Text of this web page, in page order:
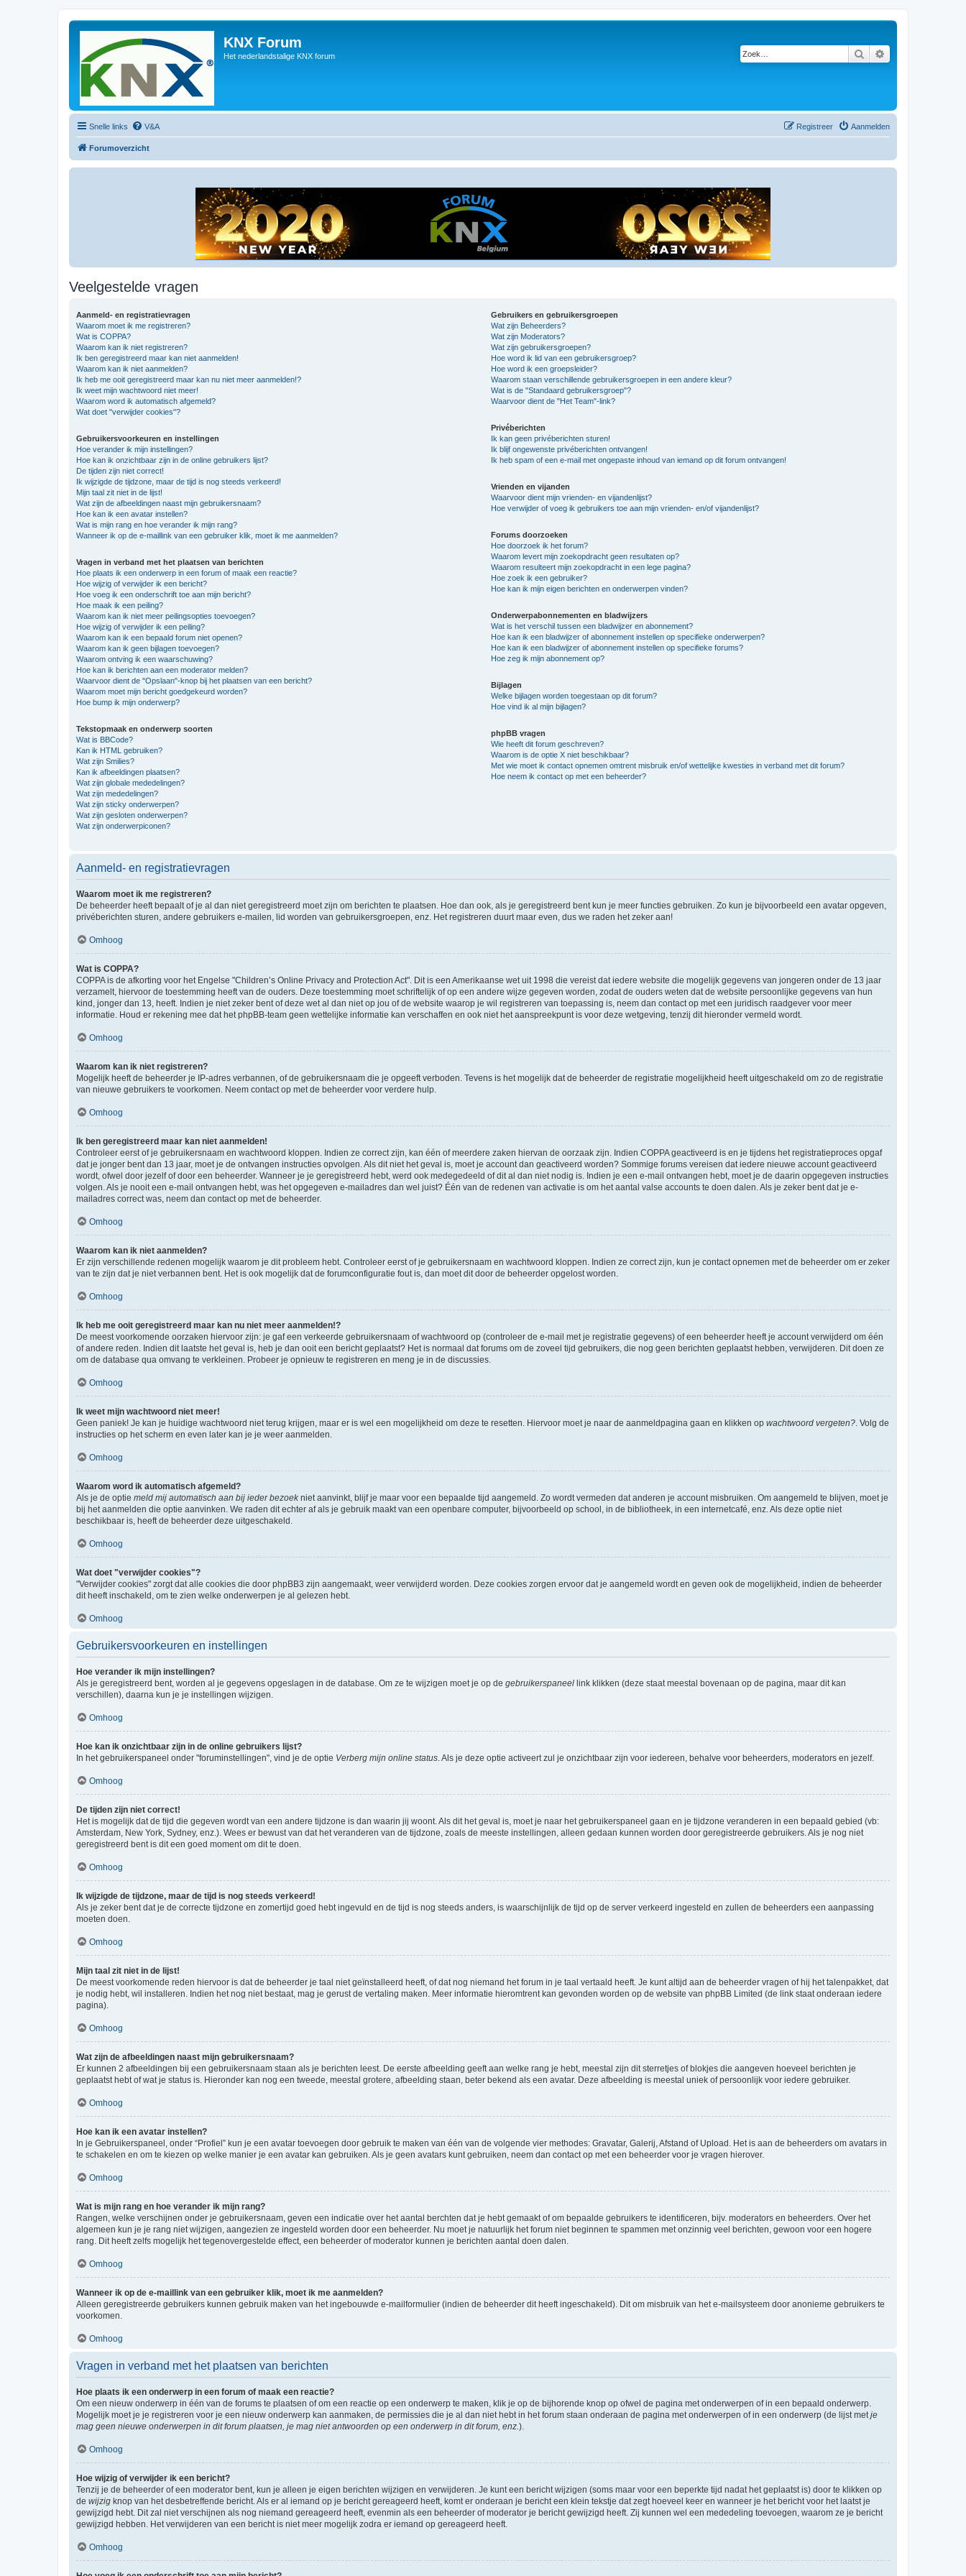
KNX Forum
Het nederlandstalige KNX forum Zoek
Snelle links V&A Aanmelden
Registreer
Forumoverzicht
Veelgestelde vragen
Aanmeld- en registratievragen
Waarom moet ik me registreren?
Wat is COPPA?
Waarom kan ik niet registreren?
Ik ben geregistreerd maar kan niet aanmelden!
Waarom kan ik niet aanmelden?
Ik heb me ooit geregistreerd maar kan nu niet meer aanmelden!?
Ik weet mijn wachtwoord niet meer!
Waarom word ik automatisch afgemeld?
Wat doet "verwijder cookies"?
Gebruikersvoorkeuren en instellingen
Hoe verander ik mijn instellingen?
Hoe kan ik onzichtbaar zijn in de online gebruikers lijst?
De tijden zijn niet correct!
Ik wijzigde de tijdzone, maar de tijd is nog steeds verkeerd!
Mijn taal zit niet in de lijst!
Wat zijn de afbeeldingen naast mijn gebruikersnaam?
Hoe kan ik een avatar instellen?
Wat is mijn rang en hoe verander ik mijn rang?
Wanneer ik op de e-maillink van een gebruiker klik, moet ik me aanmelden?
Vragen in verband met het plaatsen van berichten
Hoe plaats ik een onderwerp in een forum of maak een reactie?
Hoe wijzig of verwijder ik een bericht?
Hoe voeg ik een onderschrift toe aan mijn bericht?
Hoe maak ik een peiling?
Waarom kan ik niet meer peilingsopties toevoegen?
Hoe wijzig of verwijder ik een peiling?
Waarom kan ik een bepaald forum niet openen?
Waarom kan ik geen bijlagen toevoegen?
Waarom ontving ik een waarschuwing?
Hoe kan ik berichten aan een moderator melden?
Waarvoor dient de "Opslaan"-knop bij het plaatsen van een bericht?
Waarom moet mijn bericht goedgekeurd worden?
Hoe bump ik mijn onderwerp?
Tekstopmaak en onderwerp soorten
Wat is BBCode?
Kan ik HTML gebruiken?
Wat zijn Smilies?
Kan ik afbeeldingen plaatsen?
Wat zijn globale mededelingen?
Wat zijn mededelingen?
Wat zijn sticky onderwerpen?
Wat zijn gesloten onderwerpen?
Wat zijn onderwerpiconen?
Gebruikers en gebruikersgroepen
Wat zijn Beheerders?
Wat zijn Moderators?
Wat zijn gebruikersgroepen?
Hoe word ik lid van een gebruikersgroep?
Hoe word ik een groepsleider?
Waarom staan verschillende gebruikersgroepen in een andere kleur?
Wat is de "Standaard gebruikersgroep"?
Waarvoor dient de "Het Team"-link?
Privéberichten
Ik kan geen privéberichten sturen!
Ik blijf ongewenste privéberichten ontvangen!
Ik heb spam of een e-mail met ongepaste inhoud van iemand op dit forum ontvangen!
Vrienden en vijanden
Waarvoor dient mijn vrienden- en vijandenlijst?
Hoe verwijder of voeg ik gebruikers toe aan mijn vrienden- en/of vijandenlijst?
Forums doorzoeken
Hoe doorzoek ik het forum?
Waarom levert mijn zoekopdracht geen resultaten op?
Waarom resulteert mijn zoekopdracht in een lege pagina?
Hoe zoek ik een gebruiker?
Hoe kan ik mijn eigen berichten en onderwerpen vinden?
Onderwerpabonnementen en bladwijzers
Wat is het verschil tussen een bladwijzer en abonnement?
Hoe kan ik een bladwijzer of abonnement instellen op specifieke onderwerpen?
Hoe kan ik een bladwijzer of abonnement instellen op specifieke forums?
Hoe zeg ik mijn abonnement op?
Bijlagen
Welke bijlagen worden toegestaan op dit forum?
Hoe vind ik al mijn bijlagen?
phpBB vragen
Wie heeft dit forum geschreven?
Waarom is de optie X niet beschikbaar?
Met wie moet ik contact opnemen omtrent misbruik en/of wettelijke kwesties in verband met dit forum?
Hoe neem ik contact op met een beheerder?
Aanmeld- en registratievragen
Waarom moet ik me registreren?
De beheerder heeft bepaalt of je al dan niet geregistreerd moet zijn om berichten te plaatsen. Hoe dan ook, als je geregistreerd bent kun je meer functies gebruiken. Zo kun je bijvoorbeeld een avatar opgeven,
privéberichten sturen, andere gebruikers e-mailen, lid worden van gebruikersgroepen, enz. Het registreren duurt maar even, dus we raden het zeker aan!
Omhoog
Wat is COPPA?
COPPA is de afkorting voor het Engelse "Children’s Online Privacy and Protection Act". Dit is een Amerikaanse wet uit 1998 die vereist dat iedere website die mogelijk gegevens van jongeren onder de 13 jaar
verzamelt, hiervoor de toestemming heeft van de ouders. Deze toestemming moet schriftelijk of op een andere wijze gegeven worden, zodat de ouders weten dat de website persoonlijke gegevens van hun
kind, jonger dan 13, heeft. Indien je niet zeker bent of deze wet al dan niet op jou of de website waarop je wil registreren van toepassing is, neem dan contact op met een juridisch raadgever voor meer
informatie. Houd er rekening mee dat het phpBB-team geen wettelijke informatie kan verschaffen en ook niet het aanspreekpunt is voor deze wetgeving, tenzij dit hieronder vermeld wordt.
Omhoog
Waarom kan ik niet registreren?
Mogelijk heeft de beheerder je IP-adres verbannen, of de gebruikersnaam die je opgeeft verboden. Tevens is het mogelijk dat de beheerder de registratie mogelijkheid heeft uitgeschakeld om zo de registratie
van nieuwe gebruikers te voorkomen. Neem contact op met de beheerder voor verdere hulp.
Omhoog
Ik ben geregistreerd maar kan niet aanmelden!
Controleer eerst of je gebruikersnaam en wachtwoord kloppen. Indien ze correct zijn, kan één of meerdere zaken hiervan de oorzaak zijn. Indien COPPA geactiveerd is en je tijdens het registratieproces opgaf
dat je jonger bent dan 13 jaar, moet je de ontvangen instructies opvolgen. Als dit niet het geval is, moet je account dan geactiveerd worden? Sommige forums vereisen dat iedere nieuwe account geactiveerd
wordt, ofwel door jezelf of door een beheerder. Wanneer je je geregistreerd hebt, werd ook medegedeeld of dit al dan niet nodig is. Indien je een e-mail ontvangen hebt, moet je de daarin opgegeven instructies
volgen. Als je nooit een e-mail ontvangen hebt, was het opgegeven e-mailadres dan wel juist? Één van de redenen van activatie is om het aantal valse accounts te doen dalen. Als je zeker bent dat je e-
mailadres correct was, neem dan contact op met de beheerder.
Omhoog
Waarom kan ik niet aanmelden?
Er zijn verschillende redenen mogelijk waarom je dit probleem hebt. Controleer eerst of je gebruikersnaam en wachtwoord kloppen. Indien ze correct zijn, kun je contact opnemen met de beheerder om er zeker
van te zijn dat je niet verbannen bent. Het is ook mogelijk dat de forumconfiguratie fout is, dan moet dit door de beheerder opgelost worden.
Omhoog
Ik heb me ooit geregistreerd maar kan nu niet meer aanmelden!?
De meest voorkomende oorzaken hiervoor zijn: je gaf een verkeerde gebruikersnaam of wachtwoord op (controleer de e-mail met je registratie gegevens) of een beheerder heeft je account verwijderd om één
of andere reden. Indien dit laatste het geval is, heb je dan ooit een bericht geplaatst? Het is normaal dat forums om de zoveel tijd gebruikers, die nog geen berichten geplaatst hebben, verwijderen. Dit doen ze
om de database qua omvang te verkleinen. Probeer je opnieuw te registreren en meng je in de discussies.
Omhoog
Ik weet mijn wachtwoord niet meer!
Geen paniek! Je kan je huidige wachtwoord niet terug krijgen, maar er is wel een mogelijkheid om deze te resetten. Hiervoor moet je naar de aanmeldpagina gaan en klikken op wachtwoord vergeten?. Volg de
instructies op het scherm en even later kan je je weer aanmelden.
Omhoog
Waarom word ik automatisch afgemeld?
Als je de optie meld mij automatisch aan bij ieder bezoekniet aanvinkt, blijf je maar voor een bepaalde tijd aangemeld. Zo wordt vermeden dat anderen je account misbruiken. Om aangemeld te blijven, moet je
bij het aanmelden die optie aanvinken. We raden dit echter af als je gebruik maakt van een openbare computer, bijvoorbeeld op school, in de bibliotheek, in een internetcafé, enz. Als deze optie niet
beschikbaar is, heeft de beheerder deze uitgeschakeld.
Omhoog
Wat doet "verwijder cookies"?
"Verwijder cookies" zorgt dat alle cookies die door phpBB3 zijn aangemaakt, weer verwijderd worden. Deze cookies zorgen ervoor dat je aangemeld wordt en geven ook de mogelijkheid, indien de beheerder
dit heeft inschakeld, om te zien welke onderwerpen je al gelezen hebt.
Omhoog
Gebruikersvoorkeuren en instellingen
Hoe verander ik mijn instellingen?
Als je geregistreerd bent, worden al je gegevens opgeslagen in de database. Om ze te wijzigen moet je op de gebruikerspaneel link klikken (deze staat meestal bovenaan op de pagina, maar dit kan
verschillen), daarna kun je je instellingen wijzigen.
Omhoog
Hoe kan ik onzichtbaar zijn in de online gebruikers lijst?
In het gebruikerspaneel onder "foruminstellingen", vind je de optie Verberg mijn online status. Als je deze optie activeert zul je onzichtbaar zijn voor iedereen, behalve voor beheerders, moderators en jezelf.
Omhoog
De tijden zijn niet correct!
Het is mogelijk dat de tijd die gegeven wordt van een andere tijdzone is dan waarin jij woont. Als dit het geval is, moet je naar het gebruikerspaneel gaan en je tijdzone veranderen in een bepaald gebied (vb:
Amsterdam, New York, Sydney, enz.). Wees er bewust van dat het veranderen van de tijdzone, zoals de meeste instellingen, alleen gedaan kunnen worden door geregistreerde gebruikers. Als je nog niet
geregistreerd bent is dit een goed moment om dit te doen.
Omhoog
Ik wijzigde de tijdzone, maar de tijd is nog steeds verkeerd!
Als je zeker bent dat je de correcte tijdzone en zomertijd goed hebt ingevuld en de tijd is nog steeds anders, is waarschijnlijk de tijd op de server verkeerd ingesteld en zullen de beheerders een aanpassing
moeten doen.
Omhoog
Mijn taal zit niet in de lijst!
De meest voorkomende reden hiervoor is dat de beheerder je taal niet geïnstalleerd heeft, of dat nog niemand het forum in je taal vertaald heeft. Je kunt altijd aan de beheerder vragen of hij het talenpakket, dat
je nodig hebt, wil installeren. Indien het nog niet bestaat, mag je gerust de vertaling maken. Meer informatie hieromtrent kan gevonden worden op de website van phpBB Limited (de link staat onderaan iedere
pagina).
Omhoog
Wat zijn de afbeeldingen naast mijn gebruikersnaam?
Er kunnen 2 afbeeldingen bij een gebruikersnaam staan als je berichten leest. De eerste afbeelding geeft aan welke rang je hebt, meestal zijn dit sterretjes of blokjes die aangeven hoeveel berichten je
geplaatst hebt of wat je status is. Hieronder kan nog een tweede, meestal grotere, afbeelding staan, beter bekend als een avatar. Deze afbeelding is meestal uniek of persoonlijk voor iedere gebruiker.
Omhoog
Hoe kan ik een avatar instellen?
In je Gebruikerspaneel, onder “Profiel” kun je een avatar toevoegen door gebruik te maken van één van de volgende vier methodes: Gravatar, Galerij, Afstand of Upload. Het is aan de beheerders om avatars in
te schakelen en om te kiezen op welke manier je een avatar kan gebruiken. Als je geen avatars kunt gebruiken, neem dan contact op met een beheerder voor je vragen hierover.
Omhoog
Wat is mijn rang en hoe verander ik mijn rang?
Rangen, welke verschijnen onder je gebruikersnaam, geven een indicatie over het aantal berchten dat je hebt gemaakt of om bepaalde gebruikers te identificeren, bijv. moderators en beheerders. Over het
algemeen kun je je rang niet wijzigen, aangezien ze ingesteld worden door een beheerder. Nu moet je natuurlijk het forum niet beginnen te spammen met onzinnig veel berichten, gewoon voor een hogere
rang. Dit heeft zelfs mogelijk het tegenovergestelde effect, een beheerder of moderator kunnen je berichten aantal doen dalen.
Omhoog
Wanneer ik op de e-maillink van een gebruiker klik, moet ik me aanmelden?
Alleen geregistreerde gebruikers kunnen gebruik maken van het ingebouwde e-mailformulier (indien de beheerder dit heeft ingeschakeld). Dit om misbruik van het e-mailsysteem door anonieme gebruikers te
voorkomen.
Omhoog
Vragen in verband met het plaatsen van berichten
Hoe plaats ik een onderwerp in een forum of maak een reactie?
Om een nieuw onderwerp in één van de forums te plaatsen of om een reactie op een onderwerp te maken, klik je op de bijhorende knop op ofwel de pagina met onderwerpen of in een bepaald onderwerp.
Mogelijk moet je je registreren voor je een nieuw onderwerp kan aanmaken, de permissies die je al dan niet hebt in het forum staan onderaan de pagina met onderwerpen of in een onderwerp (de lijst metje
mag geen nieuwe onderwerpen in dit forum plaatsen, je mag niet antwoorden op een onderwerp in dit forum, enz.).
Omhoog
Hoe wijzig of verwijder ik een bericht?
Tenzij je de beheerder of een moderator bent, kun je alleen je eigen berichten wijzigen en verwijderen. Je kunt een bericht wijzigen (soms maar voor een beperkte tijd nadat het geplaatst is) door te klikken op
de wijzig knop van het desbetreffende bericht. Als er al iemand op je bericht gereageerd heeft, komt er onderaan je bericht een klein tekstje dat zegt hoeveel keer en wanneer je het bericht voor het laatst je
gewijzigd hebt. Dit zal niet verschijnen als nog niemand gereageerd heeft, evenmin als een beheerder of moderator je bericht gewijzigd heeft. Zij kunnen wel een mededeling toevoegen, waarom ze je bericht
gewijzigd hebben. Het verwijderen van een bericht is niet meer mogelijk zodra er iemand op gereageerd heeft.
Omhoog